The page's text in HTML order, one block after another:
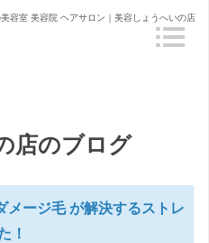
容室 美容院 ヘアサロン｜美容しょうへいの店
店のブログ
メージ毛 が解決するストレ
！